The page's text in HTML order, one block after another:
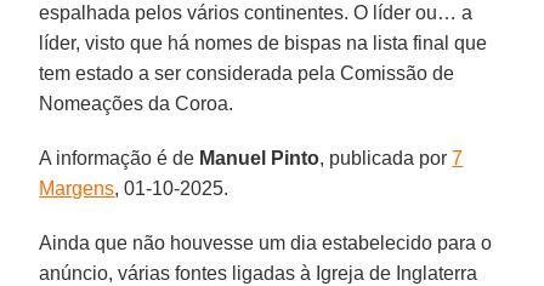
espalhada pelos vários continentes. O líder ou… a
líder, visto que há nomes de bispas na lista final que
tem estado a ser considerada pela Comissão de
Nomeações da Coroa.
A informação é de Manuel Pinto, publicada por7
Margens, 01-10-2025.
Ainda que não houvesse um dia estabelecido para o
anúncio, várias fontes ligadas à Igreja de Inglaterra